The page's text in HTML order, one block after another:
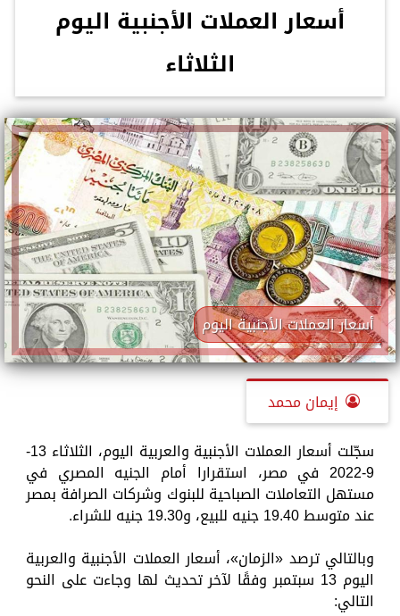
أسعار العملات الأجنبية اليوم
الثلاثاء
أسعار العملات الأجنبية اليوم
إيمان محمد
سجّلت أسعار العملات الأجنبية والعربية اليوم، الثلاثاء 13-
9-2022 في مصر، استقرارا أمام الجنيه المصري في
مستهل التعاملات الصباحية للبنوك وشركات الصرافة بمصر
عند متوسط 19.40 جنيه للبيع، و19.30 جنيه للشراء.
وبالتالي ترصد «الزمان»، أسعار العملات الأجنبية والعربية
اليوم 13 سبتمبر وفقًا لآخر تحديث لها وجاءت على النحو
التالي: